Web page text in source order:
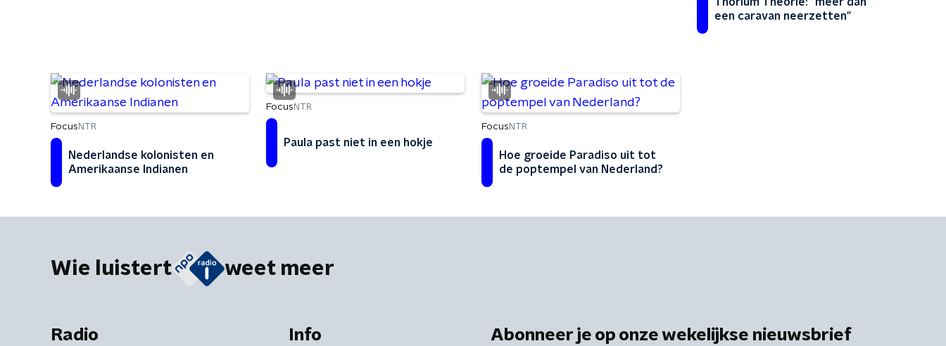
een caravan neerzetten"
Focus NTR
Nederlandse kolonisten en
Amerikaanse Indianen
Focus NTR
Paula past niet in een hokje
Focus NTR
Hoe groeide Paradiso uit tot
de poptempel van Nederland?
Wie luistert weet meer
Radio Info Abonneer je op onze wekelijkse nieuwsbrief